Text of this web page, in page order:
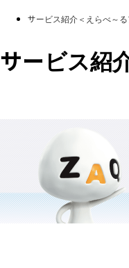
サービス紹介＜えらべ～る
サービス紹